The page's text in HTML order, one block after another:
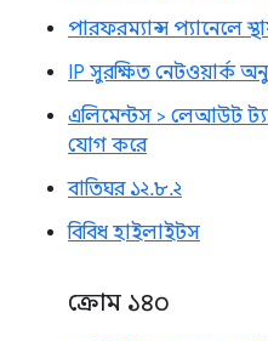
পারফরম্যান্স প্যানেলে
IP সুরক্ষিত নেটওয়ার্ক
এলিমেন্টস > লেআউট
যোগ করে
বাতিঘর ১২.৮.২
বিবিধ হাইলাইটস
ক্রোম ১৪০